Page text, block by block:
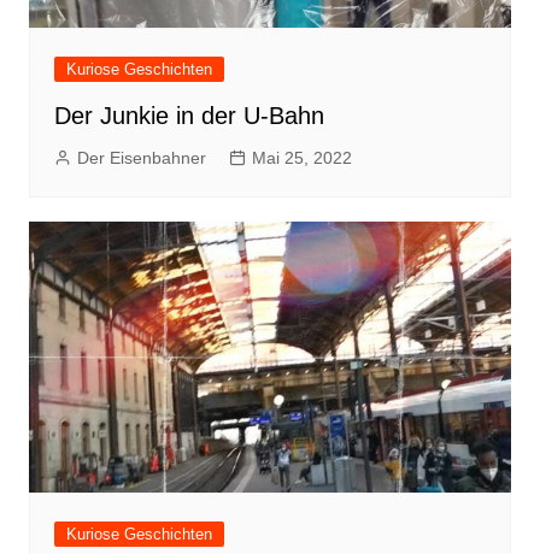
Kuriose Geschichten
Der Junkie in der U-Bahn
Der Eisenbahner Mai 25, 2022
Kuriose Geschichten